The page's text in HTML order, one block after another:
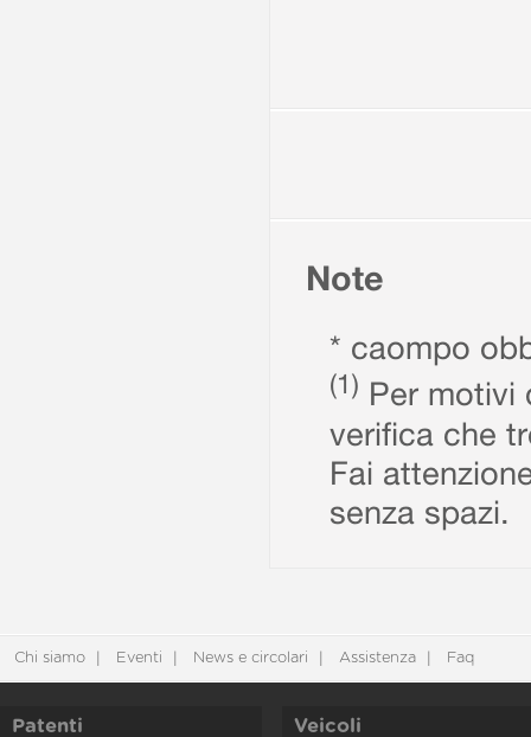
Note
* caompo
(1) Per motivi
verifica che
Fai
senza spazi.
Chi siamo Eventi News e circolari Assistenza Faq
Patenti Veicoli